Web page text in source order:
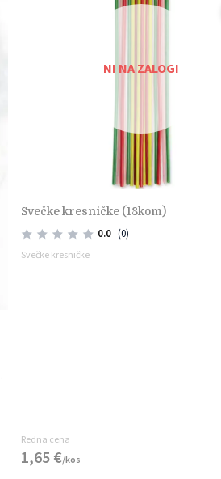
NI NA ZALOGI
svečke kresničke (18kom)
0.0 (0)
Svečke kresničke
Redna cena
1,65€/kos